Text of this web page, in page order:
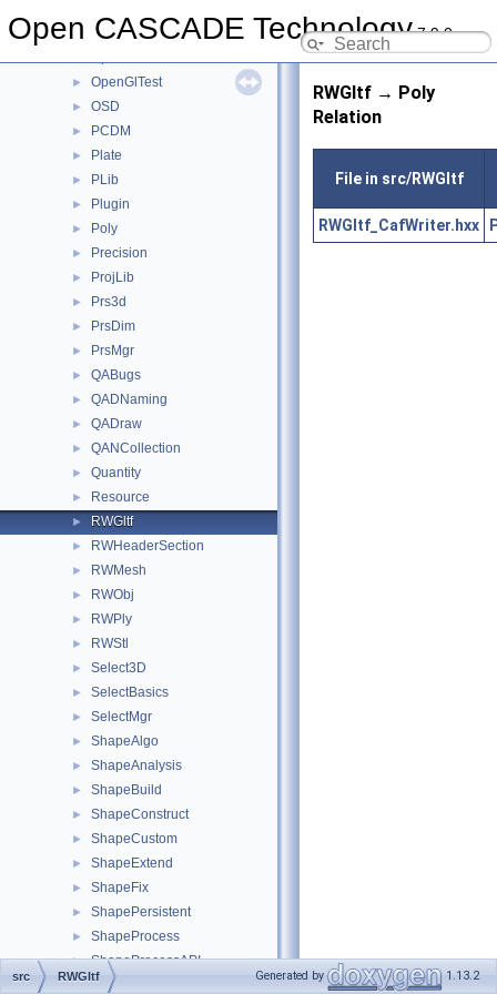
Open CASCADE Technology7.9.0
NLPlate
► OpenGlTest
► OSD
► PCDM
► Plate
► PLib
► Plugin
► Poly
► Precision
► ProjLib
► Prs3d
► PrsDim
► PrsMgr
► QABugs
► QADNaming
► QADraw
► QANCollection
► Quantity
► Resource
► RWGltf
► RWHeaderSection
► RWMesh
► RWObj
► RWPly
► RWStl
► Select3D
► SelectBasics
► SelectMgr
► ShapeAlgo
► ShapeAnalysis
► ShapeBuild
► ShapeConstruct
► ShapeCustom
► ShapeExtend
► ShapeFix
► ShapePersistent
► ShapeProcess
► ShapeProcessAPI
► ShapeUpgrade
RWGltf → Poly
Relation
File in src/RWGltf
RWGltf_CafWriter.hxx
src RWGltf Generated by 1.13.2